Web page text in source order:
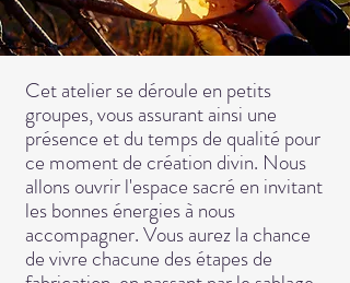
Cet atelier se déroule en petits
groupes, vous assurant ainsi une
présence et du temps de qualité pour
ce moment de création divin. Nous
allons ouvrir l'espace sacré en invitant
les bonnes énergies à nous
accompagner. Vous aurez la chance
de vivre chacune des étapes de